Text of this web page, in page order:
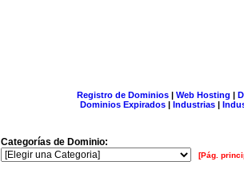
Registro de Dominios| Web Hosting |
Dominios Expirados | Industrias |
Categorías de Dominio:
[Pág.